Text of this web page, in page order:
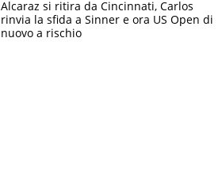
Alcaraz si ritira da Cincinnati, Carlos
rinvia la sfida a Sinner e ora US Open di
nuovo a rischio